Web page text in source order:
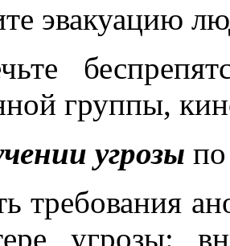
эвакуацию
группы,
угрозы
требования
угрозы: